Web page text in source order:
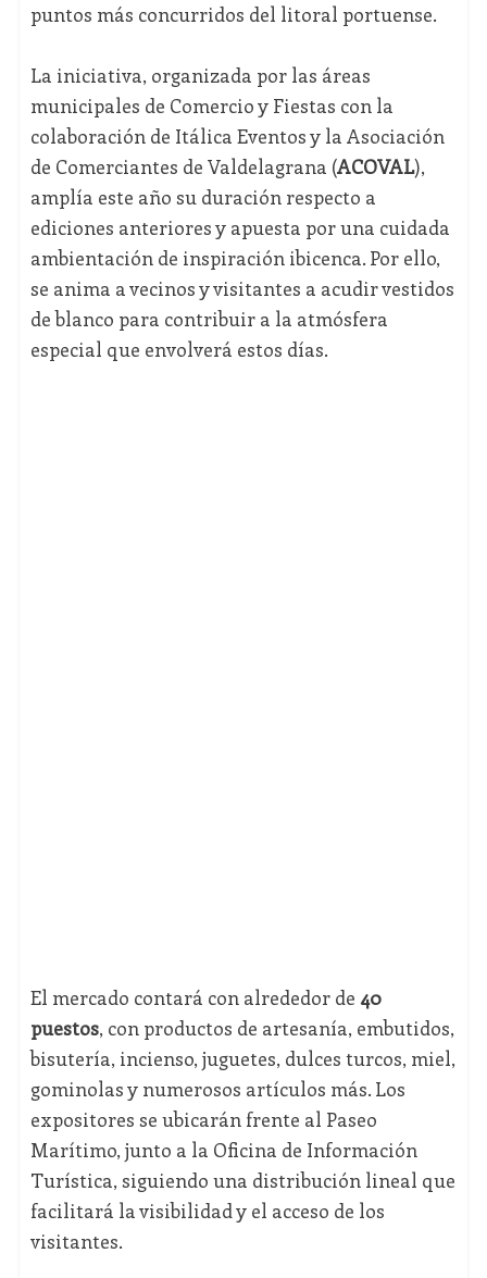
puntos más concurridos del litoral portuense.
La iniciativa, organizada por las áreas
municipales de Comercio y Fiestas con la
colaboración de Itálica Eventos y la Asociación
de Comerciantes de Valdelagrana (ACOVAL),
amplía este año su duración respecto a
ediciones anteriores y apuesta por una cuidada
ambientación de inspiración ibicenca. Por ello,
se anima a vecinos y visitantes a acudir vestidos
de blanco para contribuir a la atmósfera
especial que envolverá estos días.
El mercado contará con alrededor de 40
puestos, con productos de artesanía, embutidos,
bisutería, incienso, juguetes, dulces turcos, miel,
gominolas y numerosos artículos más. Los
expositores se ubicarán frente al Paseo
Marítimo, junto a la Oficina de Información
Turística, siguiendo una distribución lineal que
facilitará la visibilidad y el acceso de los
visitantes.